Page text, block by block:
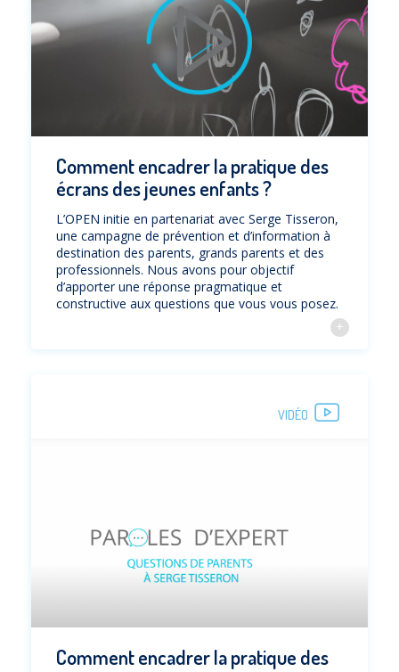
Comment encadrer la pratique des
écrans des jeunes enfants ?
L’OPEN initie en partenariat avec Serge Tisseron,
une campagne de prévention et d’information à
destination des parents, grands parents et des
professionnels. Nous avons pour objectif
d’apporter une réponse pragmatique et
constructive aux questions que vous vous posez.
VIDÉO
Comment encadrer la pratique des